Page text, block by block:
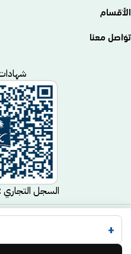
الأقسام
تواصل معنا
السجل التجاري : 1010954155
جميع الحقوق محفوظة
تم التطوير
+